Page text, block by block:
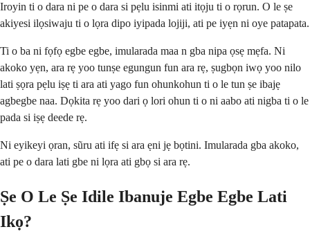
Iroyin ti o dara ni pe o dara si pẹlu isinmi ati itọju ti o rọrun. O le ṣe
akiyesi ilọsiwaju ti o lọra dipo iyipada lojiji, ati pe iyẹn ni oye patapata.
Ti o ba ni fọfọ egbe egbe, imularada maa n gba nipa ọsẹ mẹfa. Ni
akoko yẹn, ara rẹ yoo tunṣe egungun fun ara rẹ, ṣugbọn iwọ yoo nilo
lati ṣọra pẹlu iṣẹ ti ara ati yago fun ohunkohun ti o le tun ṣe ibajẹ
agbegbe naa. Dọkita rẹ yoo dari ọ lori ohun ti o ni aabo ati nigba ti o le
pada si iṣẹ deede rẹ.
Ni eyikeyi ọran, sũru ati ifẹ si ara ẹni jẹ bọtini. Imularada gba akoko,
ati pe o dara lati gbe ni lọra ati gbọ si ara rẹ.
Ṣe O Le Ṣe Idile Ibanuje Egbe Egbe Lati
Ikọ?